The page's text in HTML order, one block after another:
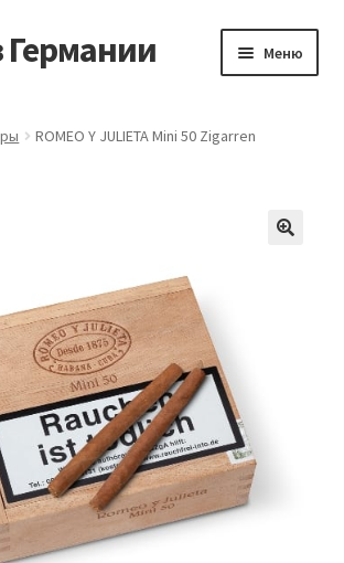
Германии Меню
ROMEO Y JULIETA Mini 50 Zigarren